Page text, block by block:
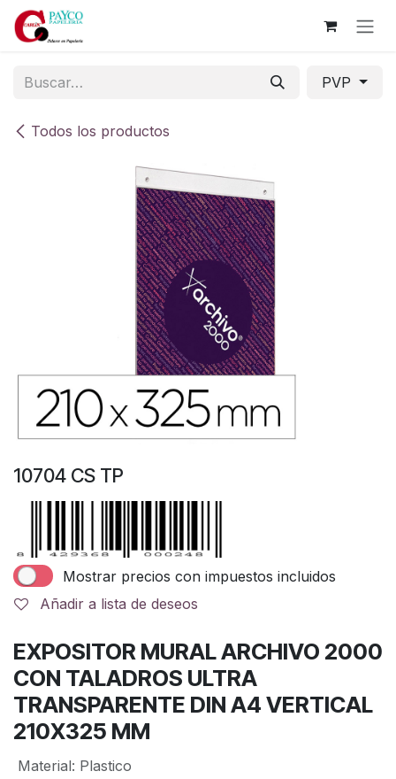
Ir al contenido
Todos los productos
PVP
10704 CS TP
Mostrar precios con impuestos incluidos
Añadir a lista de deseos
EXPOSITOR MURAL ARCHIVO 2000
CON TALADROS ULTRA
TRANSPARENTE DIN A4 VERTICAL
210X325 MM
Material: Plastico